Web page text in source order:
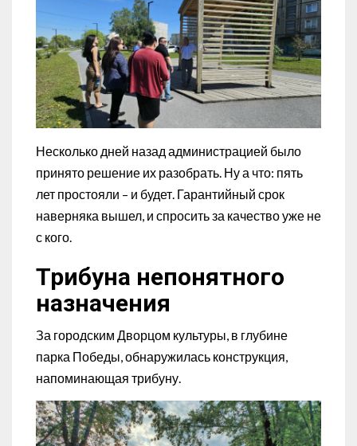
Несколько дней назад администрацией было
принято решение их разобрать. Ну а что: пять
лет простояли – и будет. Гарантийный срок
наверняка вышел, и спросить за качество уже не
с кого.
Трибуна непонятного
назначения
За городским Дворцом культуры, в глубине
парка Победы, обнаружилась конструкция,
напоминающая трибуну.